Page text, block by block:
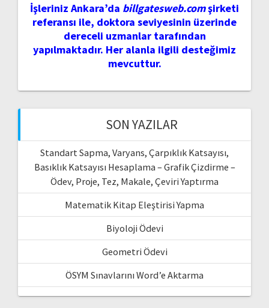
İşleriniz Ankara’da billgatesweb.comşirketi
referansı ile, doktora seviyesinin üzerinde
dereceli uzmanlar tarafından
yapılmaktadır. Her alanla ilgili desteğimiz
mevcuttur.
SON YAZILAR
Standart Sapma, Varyans, Çarpıklık Katsayısı,
Basıklık Katsayısı Hesaplama – Grafik Çizdirme –
Ödev, Proje, Tez, Makale, Çeviri Yaptırma
Matematik Kitap Eleştirisi Yapma
Biyoloji Ödevi
Geometri Ödevi
ÖSYM Sınavlarını Word’e Aktarma